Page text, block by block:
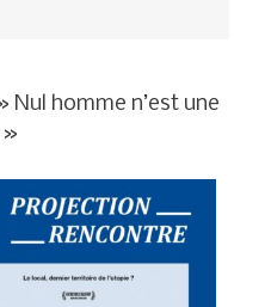
homme n’est une
»